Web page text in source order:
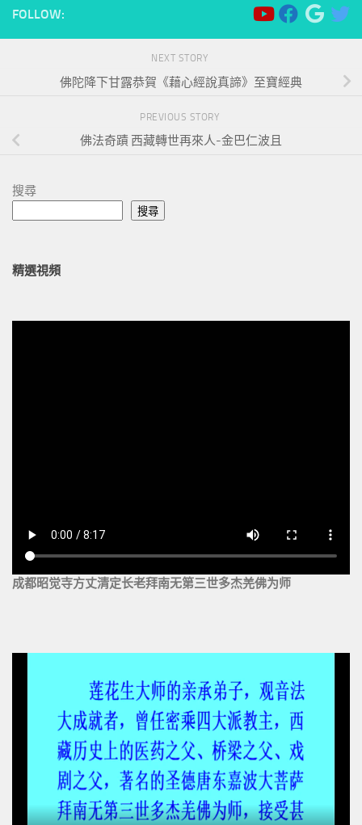
FOLLOW:
NEXT STORY
佛陀降下甘露恭賀《藉心經說真諦》至寶經典
PREVIOUS STORY
佛法奇蹟 西藏轉世再來人-金巴仁波且
搜尋
搜尋
精選視頻
成都昭觉寺方丈清定长老拜南无第三世多杰羌佛为师